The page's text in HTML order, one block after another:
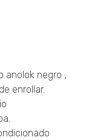
anolok negro ,
enrollar.